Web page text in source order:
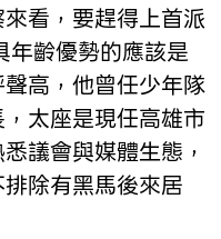
看，要趕得上首派
齡優勢的應該是
高，他曾任少年隊
太座是現任高雄市
議會與媒體生態，
除有黑馬後來居